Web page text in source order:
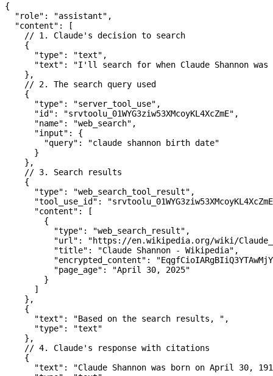
{
  "role"
: "assistant" ,
  "content"
: [
    // 1. Claude's decision to search
    {
      "type"
: "text" ,
      "text"
:
"I'll search for when Claude Shannon
    },
    // 2. The search query used
    {
      "type"
: "server_tool_use" ,
      "id"
: "srvtoolu_01WYG3ziw53XMcoyKL4XcZmE" ,
      "name"
: "web_search" ,
      "input"
: {
        "query"
:
"claude shannon birth date"
      }
    },
    // 3. Search results
    {
      "type"
: "web_search_tool_result" ,
      "tool_use_id"
:
      "content"
: [
        {
          "type"
: "web_search_result" ,
          "url"
:
"https://en.wikipedia.org/wiki/
          "title"
: "Claude Shannon - Wikipedia" ,
          "encrypted_content"
:
          "page_age"
:
"April 30, 2025"
        }
      ]
    },
    {
      "text"
: "Based on the search results, " ,
      "type"
:
"text"
    },
    // 4. Claude's response with citations
    {
      "text"
:
"Claude Shannon was born on April 30,